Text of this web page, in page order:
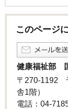
このページ
健康福祉部
〒270-1192
舎1階）
電話：04-